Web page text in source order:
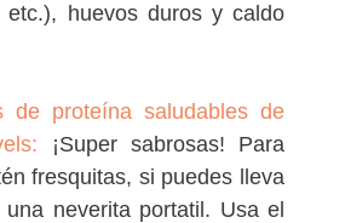
etc.), huevos duros y caldo
de proteína saludables de
¡Super sabrosas! Para
fresquitas, si puedes lleva
una neverita portatil. Usa el